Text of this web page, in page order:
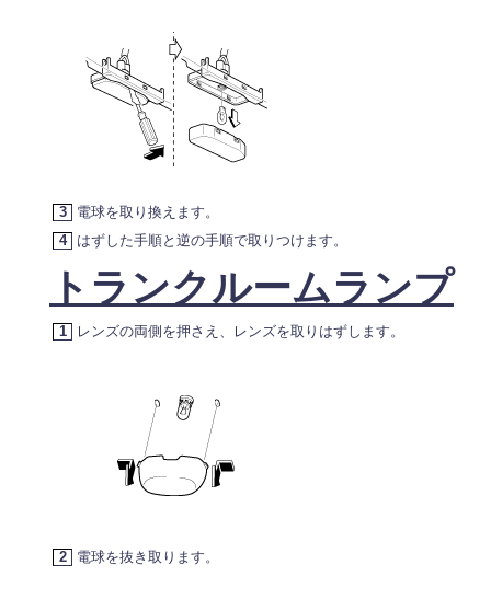
3
電球を取り換えます。
4
はずした手順と逆の手順で取りつけます。
トランクルームランプ
1 レンズの両側を押さえ、レンズを取りはずします。
2 電球を抜き取ります。